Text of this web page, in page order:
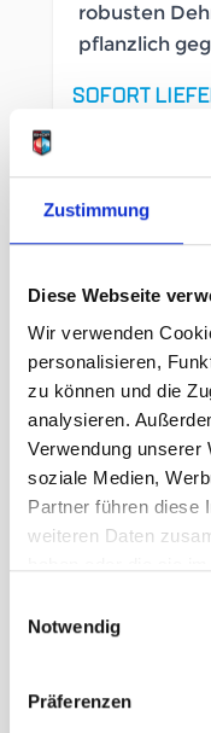
Zustimmung
Diese Webseite
Wir verwenden
personalisieren,
zu können und die
analysieren.
Verwendung unserer
soziale Medien,
Partner führen diese
weiteren Daten
Notwendig
Präferenzen
robusten
pflanzlich
SOFORT
Geschlecht
Größe
one size